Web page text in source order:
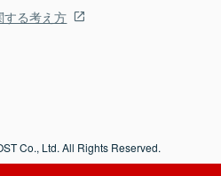
する考え方
Co., Ltd. All Rights Reserved.